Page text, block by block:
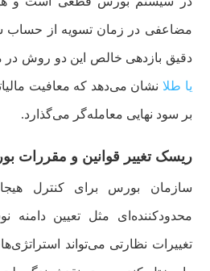
مضاعفی در زمان تسویه از حساب
دقیق بازدهی خالص این دو روش در
یا طلانشان می‌دهد که معافیت
بر سود نهایی معامله‌گر می‌گذارد.
ریسک تغییر قوانین و مقررات
سازمان بورس برای کنترل
محدودکننده‌ای مثل تعیین دامنه
تغییرات نظارتی می‌تواند